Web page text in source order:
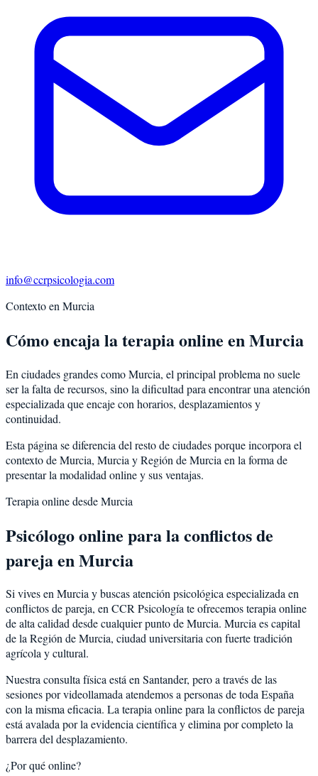
info@ccrpsicologia.com
Contexto en Murcia
Cómo encaja la terapia online en Murcia
En ciudades grandes como Murcia, el principal problema no suele
ser la falta de recursos, sino la dificultad para encontrar una atención
especializada que encaje con horarios, desplazamientos y
continuidad.
Esta página se diferencia del resto de ciudades porque incorpora el
contexto deMurcia, Murcia yRegión de Murcia en la forma de
presentar la modalidad online y sus ventajas.
Terapia online desdeMurcia
Psicólogo online para laconflictos de
parejaenMurcia
Si vives enMurciay buscas atención psicológica especializada en
conflictos de pareja, en CCR Psicología te ofrecemos terapia online
de alta calidad desde cualquier punto deMurcia. Murciaescapital
de la Región de Murcia, ciudad universitaria con fuerte tradición
agrícola y cultural.
Nuestra consulta física está en Santander, pero a través de las
sesiones por videollamada atendemos a personas de toda España
con la misma eficacia. La terapia online para laconflictos de pareja
está avalada por la evidencia científica y elimina por completo la
barrera del desplazamiento.
¿Por qué online?